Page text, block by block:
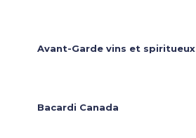
Avant-Garde vins et spiritueux
Bacardi Canada